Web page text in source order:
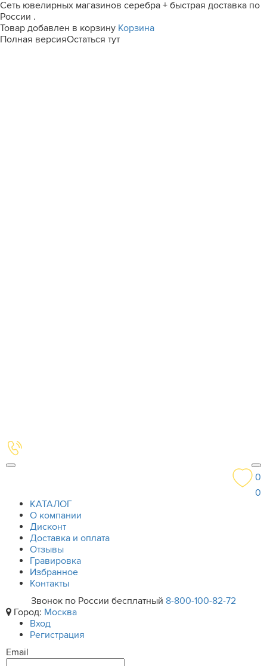
Сеть ювелирных магазинов серебра + быстрая доставка по
России .
Товар добавлен в корзину Корзина
Полная версияОстаться тут
0
0
КАТАЛОГ
О компании
Дисконт
Доставка и оплата
Отзывы
Гравировка
Избранное
Контакты
Звонок по России бесплатный 8-800-100-82-72
Город: Москва
Вход
Регистрация
Email